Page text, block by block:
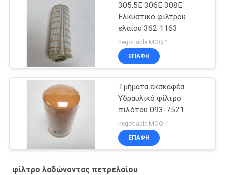
305.5E 306E 308E
Ελκυστικό φίλτρου
ελαίου 362 1163
negotiable MOQ:1
ΕΠΑΦΉ
Τμήματα εκσκαφέα
Υδραυλικό φίλτρο
πιλότου 093-7521
negotiable MOQ:1
ΕΠΑΦΉ
φίλτρο λαδώνοντας πετρελαίου